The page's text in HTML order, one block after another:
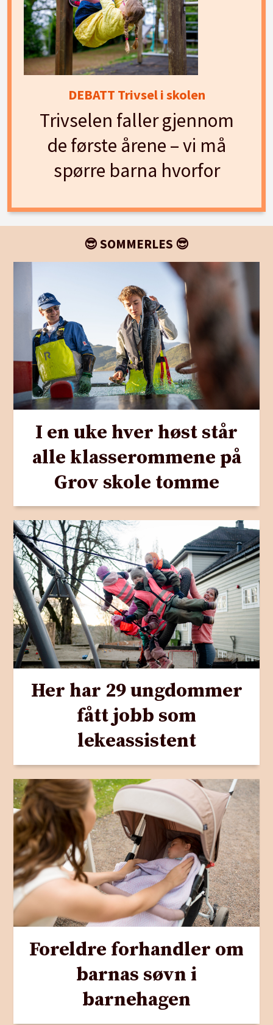
DEBATT Trivsel i skolen
Trivselen faller gjennom
de første årene – vi må
spørre barna hvorfor
😎 SOMMERLES 😎
I en uke hver høst står
alle klasserommene på
Grov skole tomme
Her har 29 ungdommer
fått jobb som
lekeassistent
Foreldre forhandler om
barnas søvn i
barnehagen